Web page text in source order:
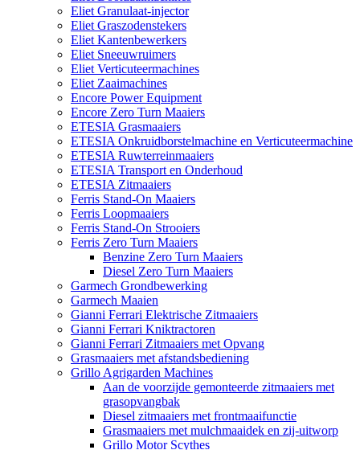
Eliet Granulaat-injector
Eliet Graszodenstekers
Eliet Kantenbewerkers
Eliet Sneeuwruimers
Eliet Verticuteermachines
Eliet Zaaimachines
Encore Power Equipment
Encore Zero Turn Maaiers
ETESIA Grasmaaiers
ETESIA Onkruidborstelmachine en Verticuteermachine
ETESIA Ruwterreinmaaiers
ETESIA Transport en Onderhoud
ETESIA Zitmaaiers
Ferris Stand-On Maaiers
Ferris Loopmaaiers
Ferris Stand-On Strooiers
Ferris Zero Turn Maaiers
Benzine Zero Turn Maaiers
Diesel Zero Turn Maaiers
Garmech Grondbewerking
Garmech Maaien
Gianni Ferrari Elektrische Zitmaaiers
Gianni Ferrari Kniktractoren
Gianni Ferrari Zitmaaiers met Opvang
Grasmaaiers met afstandsbediening
Grillo Agrigarden Machines
Aan de voorzijde gemonteerde zitmaaiers met
grasopvangbak
Diesel zitmaaiers met frontmaaifunctie
Grasmaaiers met mulchmaaidek en zij-uitworp
Grillo Motor Scythes